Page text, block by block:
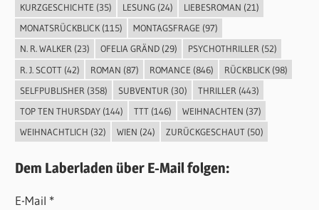
KURZGESCHICHTE (35) LESUNG(24) LIEBESROMAN (21)
MONATSRÜCKBLICK(115) MONTAGSFRAGE (97)
N. R. WALKER(23) OFELIA GRÄND(29) PSYCHOTHRILLER(52)
R. J. SCOTT(42) ROMAN (87) ROMANCE (846) RÜCKBLICK(98)
SELFPUBLISHER (358) SUBVENTUR (30) THRILLER (443)
TOP TEN THURSDAY(144) TTT(146) WEIHNACHTEN (37)
WEIHNACHTLICH (32) WIEN (24) ZURÜCKGESCHAUT(50)
Dem Laberladen über E-Mail folgen:
E-Mail *